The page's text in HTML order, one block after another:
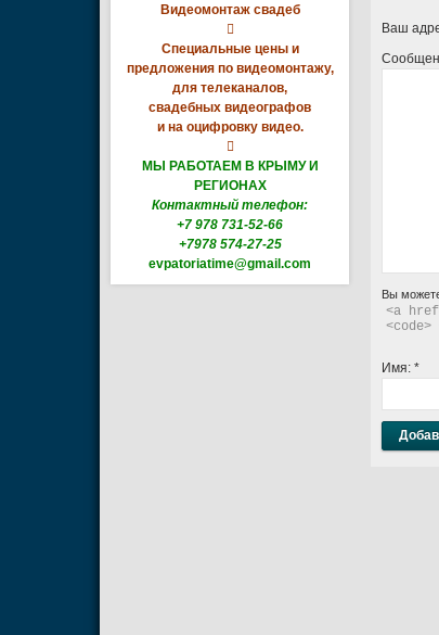
Видеомонтаж свадеб

Специальные цены и
предложения по видеомонтажу,
для телеканалов,
свадебных видеографов
и на оцифровку видео.

МЫ РАБОТАЕМ В КРЫМУ И
РЕГИОНАХ
Контактный телефон:
+7 978 731-52-66
+7978 574-27-25
evpatoriatime@gmail.com
Ваш
Вы
<a
Имя: *